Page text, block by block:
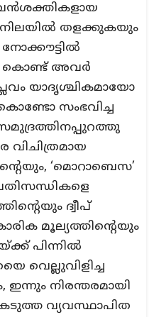
തളക്കുകയും
നോക്കൗട്ടിൽ
കൊണ്ട് അവർ
യാദൃശ്ചികമായോ
സംഭവിച്ച
വിചിത്രമായ
‘മൊറാബെസ’
ദ്വീപ്
മൂല്യത്തിന്റെയും
പിന്നിൽ
വെല്ലുവിളിച്ച
നിരന്തരമായി
വ്യവസ്ഥാപിത